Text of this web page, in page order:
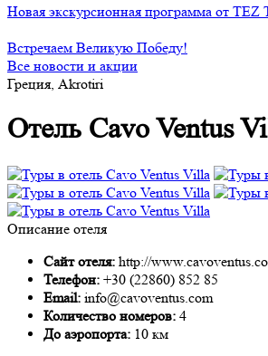
Новая экскурсионная программа от
Встречаем Великую Победу!
Все новости и акции
Греция, Akrotiri
Отель Cavo Ventus
Описание отеля
Сайт отеля: http://
Телефон: +30 (22860) 852 85
Email: info@cavoventus.com
Количество номеров: 4
До аэропорта: 10 км